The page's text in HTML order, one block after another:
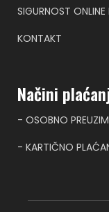
SIGURNOST
KONTAKT
Načini
- OSOBNO
- KARTIČNO